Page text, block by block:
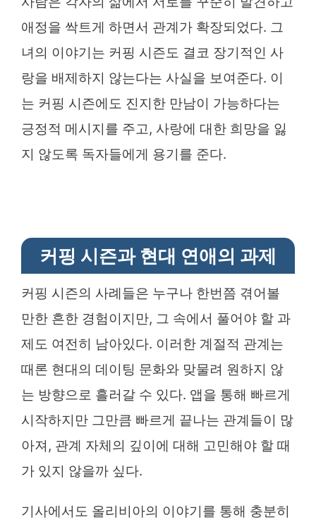
애정을 싹트게 하면서 관계가 확장되었다. 그
녀의 이야기는 커핑 시즌도 결코 장기적인 사
랑을 배제하지 않는다는 사실을 보여준다. 이
는 커핑 시즌에도 진지한 만남이 가능하다는
긍정적 메시지를 주고, 사랑에 대한 희망을 잃
지 않도록 독자들에게 용기를 준다.
커핑 시즌과 현대 연애의 과제
커핑 시즌의 사례들은 누구나 한번쯤 겪어볼
만한 흔한 경험이지만, 그 속에서 풀어야 할 과
제도 여전히 남아있다. 이러한 계절적 관계는
때론 현대의 데이팅 문화와 맞물려 원하지 않
는 방향으로 흘러갈 수 있다. 앱을 통해 빠르게
시작하지만 그만큼 빠르게 끝나는 관계들이 많
아져, 관계 자체의 깊이에 대해 고민해야 할 때
가 있지 않을까 싶다.
기사에서도 올리비아의 이야기를 통해 충분히